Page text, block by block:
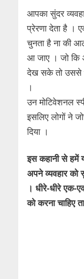
आपका सुंदर
प्रेरणा देता है ।
चुनता है ना की
आ जाए । जो कि
देख सके तो उससे
।
उन मोटिवेशनल
इसलिए लोगों ने
दिया ।
इस कहानी से हमें
अपने व्यवहार को
। धीरे-धीरे एक-
को करना चाहिए